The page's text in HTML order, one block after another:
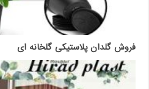
فروش گلدان پلاستیکی گلخانه ای